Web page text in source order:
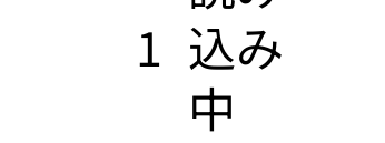
1 込み
中